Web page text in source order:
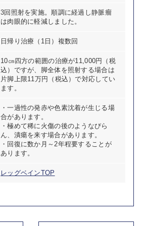
3回照射を実施。順調に経過し静脈瘤
は肉眼的に軽減しました。
日帰り治療（1日）複数回
10㎝四方の範囲の治療が11,000円（税
込）ですが、脚全体を照射する場合は
片脚上限11万円（税込）で対応してい
ます。
・一過性の発赤や色素沈着が生じる場
合があります。
・極めて稀に火傷の後のようなびら
ん、潰瘍を来す場合があります。
・回復に数か月～2年程要することが
あります。
レッグベインTOP